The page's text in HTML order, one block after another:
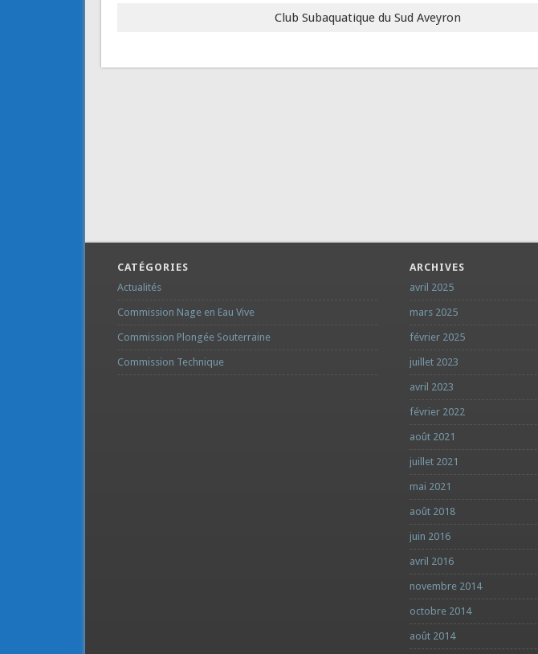
Club Subaquatique du Sud Aveyron
CATÉGORIES
Actualités
Commission Nage en Eau Vive
Commission Plongée Souterraine
Commission Technique
ARCHIVES
avril 2025
mars 2025
février 2025
juillet 2023
avril 2023
février 2022
août 2021
juillet 2021
mai 2021
août 2018
juin 2016
avril 2016
novembre 2014
octobre 2014
août 2014